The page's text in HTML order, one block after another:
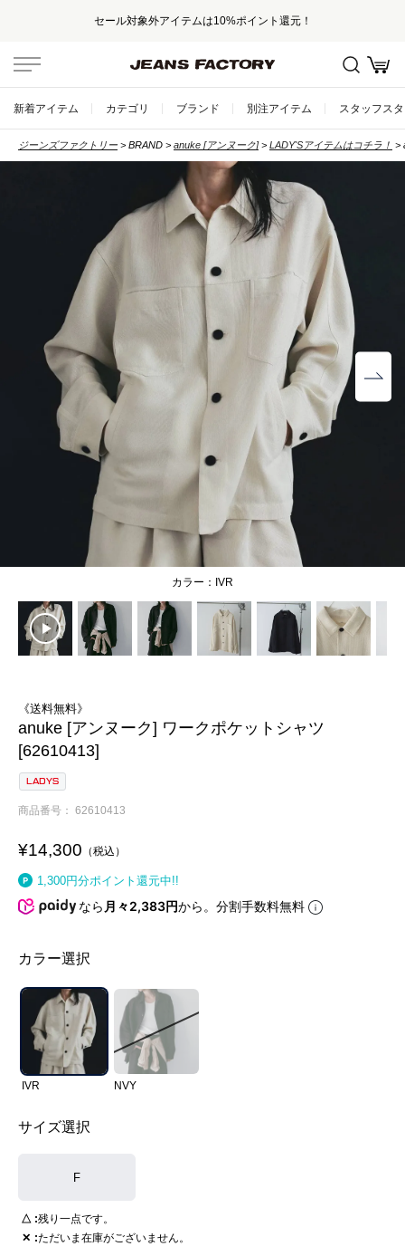
セール対象外アイテムは10%ポイント還元！
新着アイテム カテゴリ ブランド 別注アイテム スタッフス
ジーンズファクトリー BRAND anuke [アンヌーク] LADY'Sアイテムはコチラ！
IVR
《送料無料》
anuke [アンヌーク] ワークポケットシャツ
[62610413]
LADYS
商品番号 62610413
¥14,300 税込
1,300円分ポイント還元中!!
なら 月々2,383円から。分割手数料無料
カラー選択
IVR NVY
サイズ選択
F
△ 残り一点です。
✕
ただいま在庫がございません。